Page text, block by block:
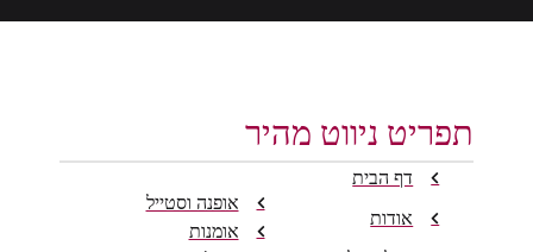
תפריט ניווט מהיר
דף הבית
אודות
אופנה וסטייל
אומנות